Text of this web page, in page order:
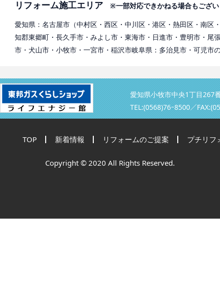
リフォーム施工エリア
※一部対応できかねる場合もござ
愛知県：名古屋市（中村区・西区・中川区・港区・熱田区・南
知郡東郷町・長久手市・みよし市・東海市・日進市・豊明市・
市・犬山市・小牧市・一宮市・稲沢市岐阜県：多治見市・可児市
愛知県小牧市中央1丁目267
TEL:(0568)76ｰ8500／
TOP 新着情報 リフォームのご提案 プチリフ
Copyright © 2020 All Rights Reserved.